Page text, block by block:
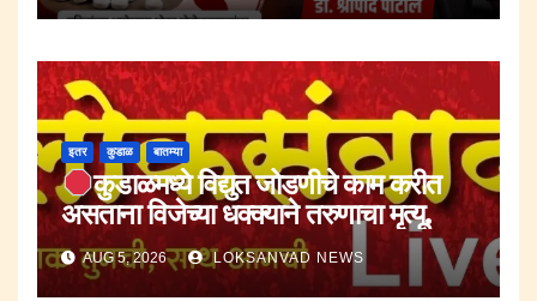
इतर कुडाळ बातम्या
कुडाळमध्ये विद्युत जोडणीचे काम करीत
असताना विजेच्या धक्क्याने तरुणाचा मृत्यू.
AUG 5, 2026 LOKSANVAD NEWS